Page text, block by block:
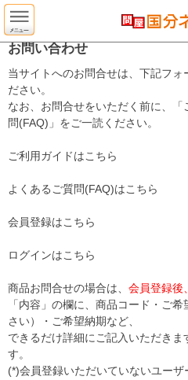
お問い合わせ
当サイトへのお問合せは、下記フォ
ださい。
なお、お問合せをいただく前に、
問(FAQ)」をご一読ください。
ご利用ガイドはこちら
よくあるご質問(FAQ)はこちら
会員登録はこちら
ログインはこちら
商品お問合せの場合は、 会員登録後
「内容」の欄に、商品コード・ご
さい）・ご希望納期など、
できるだけ詳細にご記入いただきま
す。
(*)会員登録いただいていないユー